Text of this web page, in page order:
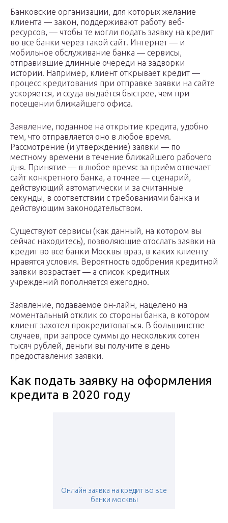
Банковские организации, для которых желание
клиента — закон, поддерживают работу веб-
ресурсов, — чтобы те могли подать заявку на кредит
во все банки через такой сайт. Интернет — и
мобильное обслуживание банка — сервисы,
отправившие длинные очереди на задворки
истории. Например, клиент открывает кредит —
процесс кредитования при отправке заявки на сайте
ускоряется, и ссуда выдаётся быстрее, чем при
посещении ближайшего офиса.
Заявление, поданное на открытие кредита, удобно
тем, что отправляется оно в любое время.
Рассмотрение (и утверждение) заявки — по
местному времени в течение ближайшего рабочего
дня. Принятие — в любое время: за приём отвечает
сайт конкретного банка, а точнее — сценарий,
действующий автоматически и за считанные
секунды, в соответствии с требованиями банка и
действующим законодательством.
Существуют сервисы (как данный, на котором вы
сейчас находитесь), позволяющие отослать заявки на
кредит во все банки Москвы враз, в каких клиенту
нравятся условия. Вероятность одобрения кредитной
заявки возрастает — а список кредитных
учреждений пополняется ежегодно.
Заявление, подаваемое он-лайн, нацелено на
моментальный отклик со стороны банка, в котором
клиент захотел прокредитоваться. В большинстве
случаев, при запросе суммы до нескольких сотен
тысяч рублей, деньги вы получите в день
предоставления заявки.
Как подать заявку на оформления
кредита в 2020 году
Онлайн заявка на кредит во все
банки москвы